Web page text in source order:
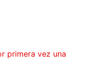
primera vez una